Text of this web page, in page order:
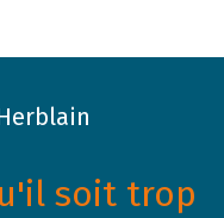
soit trop